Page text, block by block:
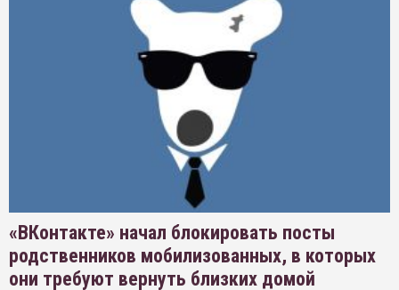
«ВКонтакте» начал блокировать посты
родственников мобилизованных, в которых
они требуют вернуть близких домой